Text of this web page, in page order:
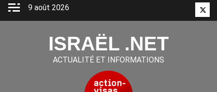
Aller
9 août 2026
ISRAËL .NET
ACTUALITÉ ET INFORMATIONS